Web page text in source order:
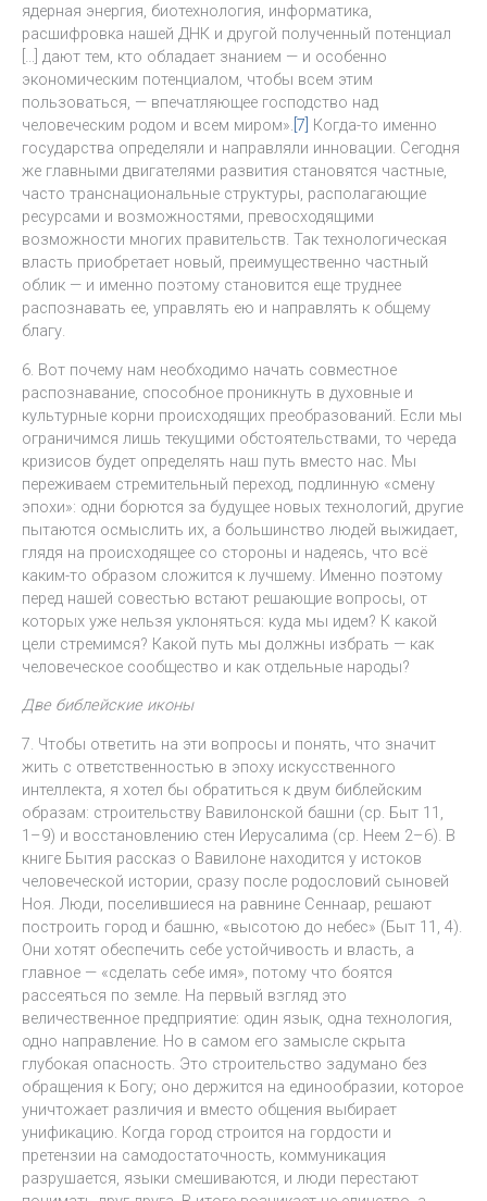
ядерная энергия, биотехнология, информатика,
расшифровка нашей ДНК и другой полученный потенциал
[…] дают тем, кто обладает знанием — и особенно
экономическим потенциалом, чтобы всем этим
пользоваться, — впечатляющее господство над
человеческим родом и всем миром». [7] Когда-то именно
государства определяли и направляли инновации. Сегодня
же главными двигателями развития становятся частные,
часто транснациональные структуры, располагающие
ресурсами и возможностями, превосходящими
возможности многих правительств. Так технологическая
власть приобретает новый, преимущественно частный
облик — и именно поэтому становится еще труднее
распознавать ее, управлять ею и направлять к общему
благу.
6. Вот почему нам необходимо начать совместное
распознавание, способное проникнуть в духовные и
культурные корни происходящих преобразований. Если мы
ограничимся лишь текущими обстоятельствами, то череда
кризисов будет определять наш путь вместо нас. Мы
переживаем стремительный переход, подлинную «смену
эпохи»: одни борются за будущее новых технологий, другие
пытаются осмыслить их, а большинство людей выжидает,
глядя на происходящее со стороны и надеясь, что всё
каким-то образом сложится к лучшему. Именно поэтому
перед нашей совестью встают решающие вопросы, от
которых уже нельзя уклоняться: куда мы идем? К какой
цели стремимся? Какой путь мы должны избрать — как
человеческое сообщество и как отдельные народы?
Две библейские иконы
7. Чтобы ответить на эти вопросы и понять, что значит
жить с ответственностью в эпоху искусственного
интеллекта, я хотел бы обратиться к двум библейским
образам: строительству Вавилонской башни (ср. Быт 11,
1–9) и восстановлению стен Иерусалима (ср. Неем 2–6). В
книге Бытия рассказ о Вавилоне находится у истоков
человеческой истории, сразу после родословий сыновей
Ноя. Люди, поселившиеся на равнине Сеннаар, решают
построить город и башню, «высотою до небес» (Быт 11, 4).
Они хотят обеспечить себе устойчивость и власть, а
главное — «сделать себе имя», потому что боятся
рассеяться по земле. На первый взгляд это
величественное предприятие: один язык, одна технология,
одно направление. Но в самом его замысле скрыта
глубокая опасность. Это строительство задумано без
обращения к Богу; оно держится на единообразии, которое
уничтожает различия и вместо общения выбирает
унификацию. Когда город строится на гордости и
претензии на самодостаточность, коммуникация
разрушается, языки смешиваются, и люди перестают